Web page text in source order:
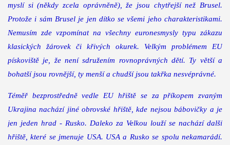
myslí si (někdy zcela oprávněně), že jsou chytřejší než Brusel.
Protože i sám Brusel je jen dítko se všemi jeho charakteristikami.
Nemusím zde vzpomínat na všechny euronesmysly typu zákazu
klasických žárovek či křivých okurek. Velkým problémem EU
pískoviště je, že není sdružením rovnoprávných dětí. Ty větší a
bohatší jsou rovnější, ty menší a chudší jsou takřka nesvéprávné.
Téměř bezprostředně vedle EU hřiště se za příkopem zvaným
Ukrajina nachází jiné obrovské hřiště, kde nejsou bábovičky a je
jen jeden hrad - Rusko. Daleko za Velkou louží se nachází další
hřiště, které se jmenuje USA. USA a Rusko se spolu nekamarádí.